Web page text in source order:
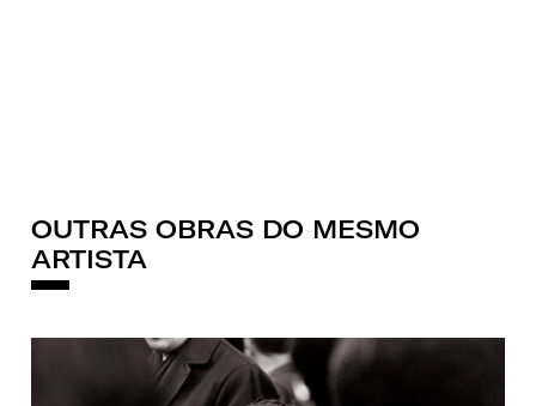
OUTRAS OBRAS DO MESMO
ARTISTA